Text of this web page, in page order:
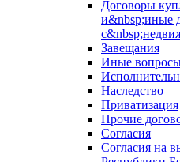
Договоры
и&nbsp;иные
Завещания
Иные
Наследство
Приватизация
Прочие
Согласия
Согласия на